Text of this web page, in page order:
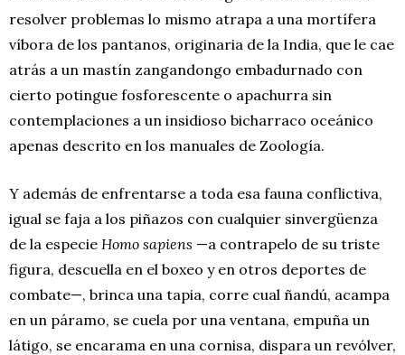
resolver problemas lo mismo atrapa a una mortífera
víbora de los pantanos, originaria de la India, que le cae
atrás a un mastín zangandongo embadurnado con
cierto potingue fosforescente o apachurra sin
contemplaciones a un insidioso bicharraco oceánico
apenas descrito en los manuales de Zoología.
Y además de enfrentarse a toda esa fauna conflictiva,
igual se faja a los piñazos con cualquier sinvergüenza
de la especie Homo sapiens —a contrapelo de su triste
figura, descuella en el boxeo y en otros deportes de
combate—, brinca una tapia, corre cual ñandú, acampa
en un páramo, se cuela por una ventana, empuña un
látigo, se encarama en una cornisa, dispara un revólver,